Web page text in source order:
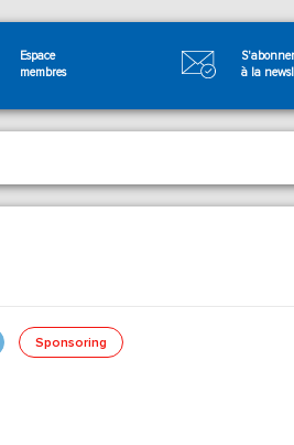
Espace
membres
S'abonner
à la
Sponsoring